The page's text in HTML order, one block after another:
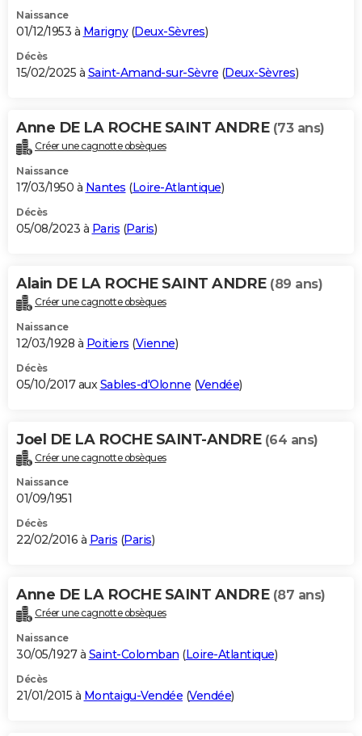
S'inscrire
Se connecter
Lycées
Collèges
Primaires
Universités
Entreprises
Service militaire
Avis de recherche
AVIS DE DÉCÈS
FORUM
Naissance
01/12/1953 à Marigny(Deux-Sèvres)
Décès
15/02/2025 à Saint-Amand-sur-Sèvre (Deux-Sèvres)
Anne DE LA ROCHE SAINT ANDRE (73 ans)
Créer une cagnotte obsèques
Naissance
17/03/1950 à Nantes (Loire-Atlantique)
Décès
05/08/2023 à Paris (Paris)
Alain DE LA ROCHE SAINT ANDRE (89 ans)
Créer une cagnotte obsèques
Naissance
12/03/1928 à Poitiers (Vienne)
Décès
05/10/2017 aux Sables-d'Olonne (Vendée)
Joel DE LA ROCHE SAINT-ANDRE (64 ans)
Créer une cagnotte obsèques
Naissance
01/09/1951
Décès
22/02/2016 à Paris (Paris)
Anne DE LA ROCHE SAINT ANDRE (87 ans)
Créer une cagnotte obsèques
Naissance
30/05/1927 à Saint-Colomban (Loire-Atlantique)
Décès
21/01/2015 à Montaigu-Vendée (Vendée)